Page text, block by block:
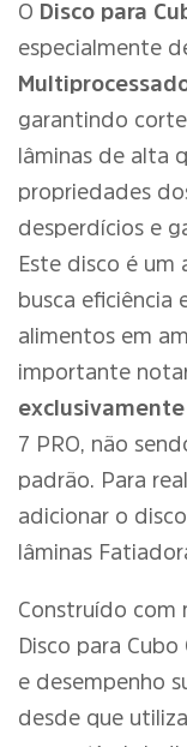
O Disco para
especialmente
garantindo
lâminas de alta
propriedades
desperdícios e
Este disco é um
busca eficiência
alimentos em
importante
7 PRO, não
padrão. Para
adicionar o
lâminas
Construído com
Disco para
e desempenho
desde que